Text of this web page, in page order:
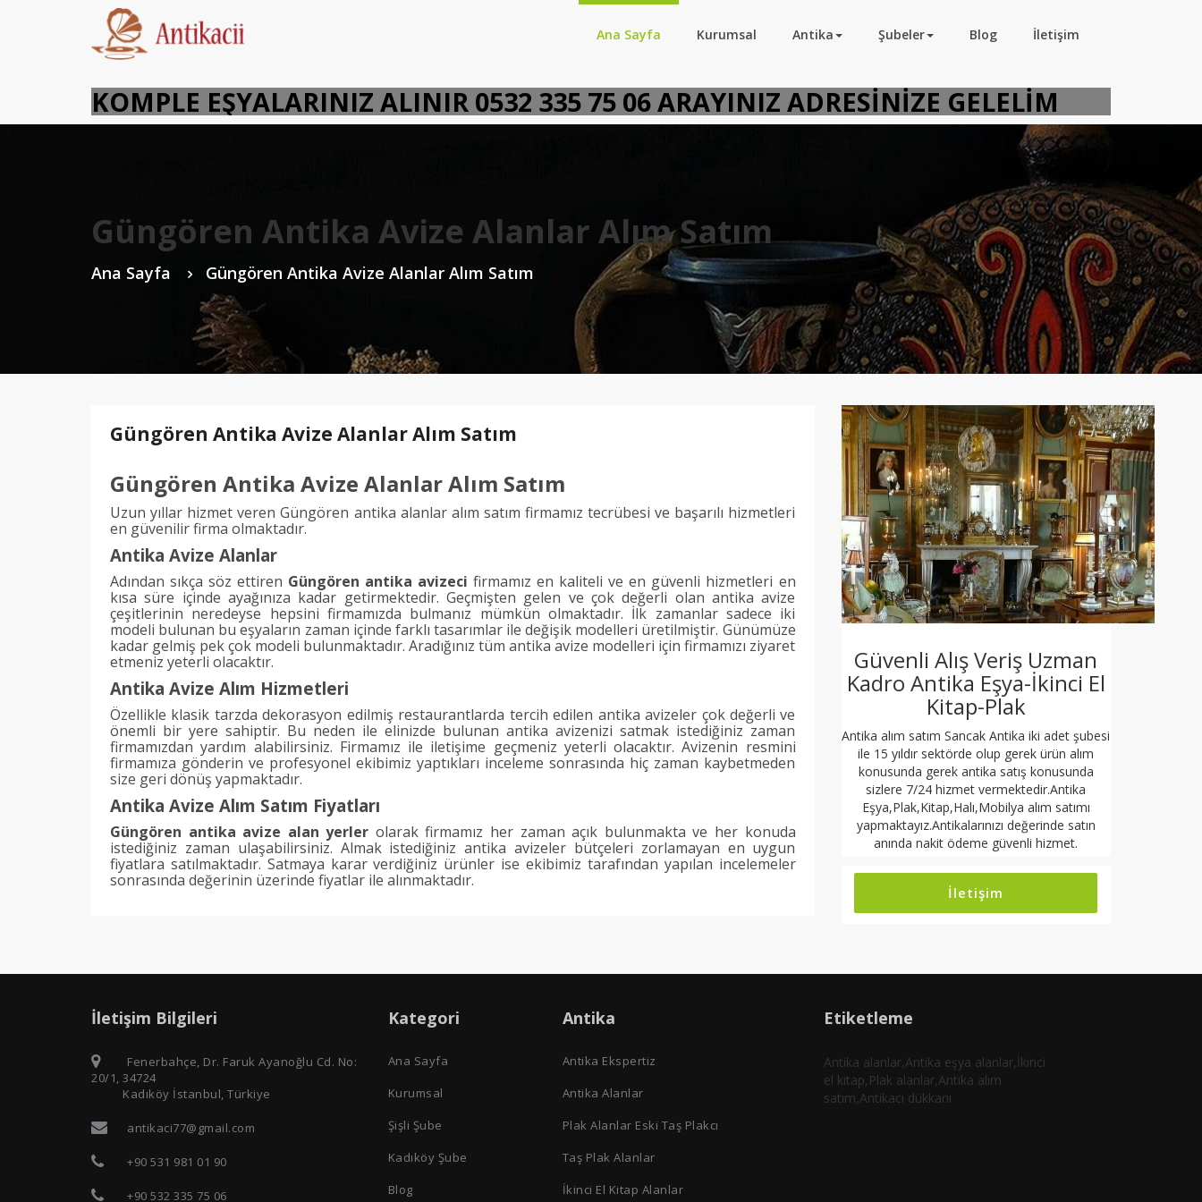
Ana Sayfa Kurumsal Antika Şubeler Blog İletişim
KOMPLE EŞYALARINIZ ALINIR 0532 335 75 06 ARAYINIZ ADRESİNİZE GELELİM
Güngören Antika Avize Alanlar Alım Satım
Ana Sayfa Güngören Antika Avize Alanlar Alım Satım
Güngören Antika Avize Alanlar Alım Satım
Güngören Antika Avize Alanlar Alım Satım
Uzun yıllar hizmet veren Güngören antika alanlar alım satım firmamız tecrübesi ve başarılı hizmetleri
en güvenilir firma olmaktadır.
Antika Avize Alanlar
Adından sıkça söz ettiren Güngören antika avizeci firmamız en kaliteli ve en güvenli hizmetleri en
kısa süre içinde ayağınıza kadar getirmektedir. Geçmişten gelen ve çok değerli olan antika avize
çeşitlerinin neredeyse hepsini firmamızda bulmanız mümkün olmaktadır. İlk zamanlar sadece iki
modeli bulunan bu eşyaların zaman içinde farklı tasarımlar ile değişik modelleri üretilmiştir. Günümüze
kadar gelmiş pek çok modeli bulunmaktadır. Aradığınız tüm antika avize modelleri için firmamızı ziyaret
etmeniz yeterli olacaktır.
Antika Avize Alım Hizmetleri
Özellikle klasik tarzda dekorasyon edilmiş restaurantlarda tercih edilen antika avizeler çok değerli ve
önemli bir yere sahiptir. Bu neden ile elinizde bulunan antika avizenizi satmak istediğiniz zaman
firmamızdan yardım alabilirsiniz. Firmamız ile iletişime geçmeniz yeterli olacaktır. Avizenin resmini
firmamıza gönderin ve profesyonel ekibimiz yaptıkları inceleme sonrasında hiç zaman kaybetmeden
size geri dönüş yapmaktadır.
Antika Avize Alım Satım Fiyatları
Güngören antika avize alan yerler olarak firmamız her zaman açık bulunmakta ve her konuda
istediğiniz zaman ulaşabilirsiniz. Almak istediğiniz antika avizeler bütçeleri zorlamayan en uygun
fiyatlara satılmaktadır. Satmaya karar verdiğiniz ürünler ise ekibimiz tarafından yapılan incelemeler
sonrasında değerinin üzerinde fiyatlar ile alınmaktadır.
Güvenli Alış Veriş Uzman
Kadro Antika Eşya-İkinci El
Kitap-Plak
Antika alım satım Sancak Antika iki adet şubesi
ile 15 yıldır sektörde olup gerek ürün alım
konusunda gerek antika satış konusunda
sizlere 7/24 hizmet vermektedir.Antika
Eşya,Plak,Kitap,Halı,Mobilya alım satımı
yapmaktayız.Antikalarınızı değerinde satın
anında nakit ödeme güvenli hizmet.
İletişim
İletişim Bilgileri
Fenerbahçe, Dr. Faruk Ayanoğlu Cd. No:
20/1, 34724
Kadıköy İstanbul, Türkiye
antikaci77@gmail.com
+90 531 981 01 90
+90 532 335 75 06
Kategori
Ana Sayfa
Kurumsal
Şişli Şube
Kadıköy Şube
Blog
Antika
Antika Ekspertiz
Antika Alanlar
Plak Alanlar Eski Taş Plakcı
Taş Plak Alanlar
İkinci El Kitap Alanlar
Etiketleme
Antika alanlar,Antika eşya alanlar,İkinci
el kitap,Plak alanlar,Antika alım
satım,Antikacı dükkanı